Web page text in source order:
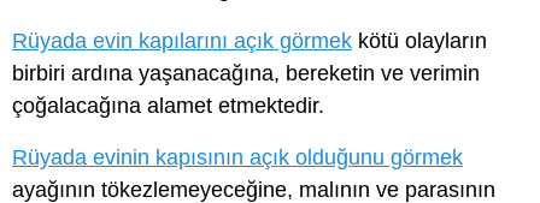
Rüyada evin kapılarını açık görmek kötü olayların
birbiri ardına yaşanacağına, bereketin ve verimin
çoğalacağına alamet etmektedir.
Rüyada evinin kapısının açık olduğunu görmek
ayağının tökezlemeyeceğine, malının ve parasının